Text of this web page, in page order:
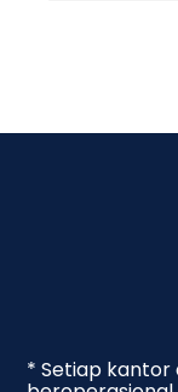
* Setiap kantor